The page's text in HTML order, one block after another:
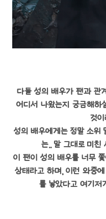
다들 성의 배우가 팬과 관
어디서 나왔는지 궁금해하
것
성의 배우에게는 정말 소위
는.. 말 그대로 미
이 팬이 성의 배우를 너무
상태라고 하며, 이런 와중
를 낳았다고 여기저